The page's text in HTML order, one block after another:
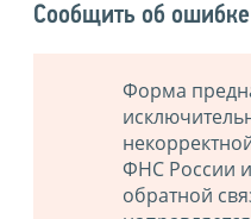
Сообщить об ошибке
Форма
ФНС России
обратной